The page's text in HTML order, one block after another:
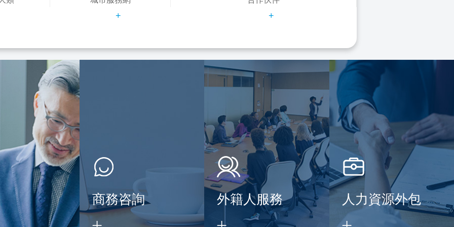
+ +
商務咨詢 外籍人服務 人力資源外包